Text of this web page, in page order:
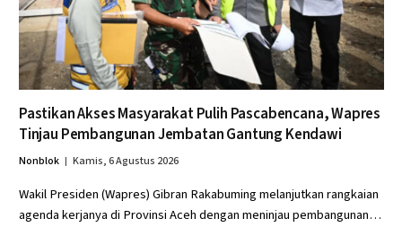
Pastikan Akses Masyarakat Pulih Pascabencana, Wapres
Tinjau Pembangunan Jembatan Gantung Kendawi
Nonblok Kamis, 6 Agustus 2026
Wakil Presiden (Wapres) Gibran Rakabuming melanjutkan rangkaian
agenda kerjanya di Provinsi Aceh dengan meninjau pembangunan…